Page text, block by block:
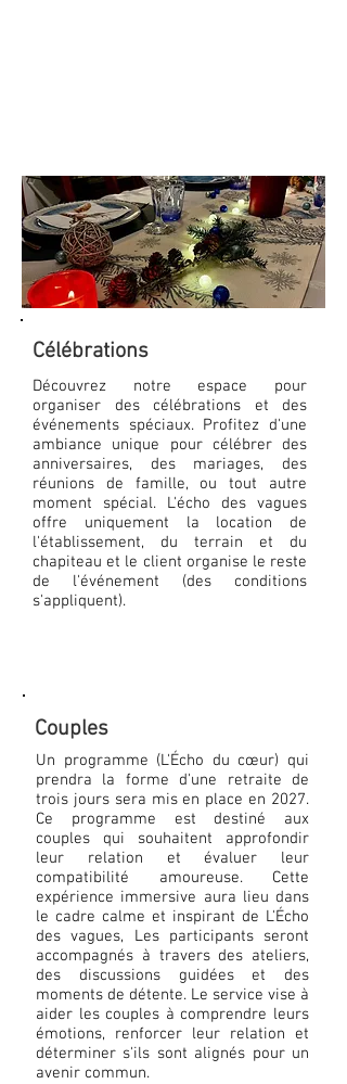
Célébrations
Découvrez notre espace pour
organiser des célébrations et des
événements spéciaux. Profitez d'une
ambiance unique pour célébrer des
anniversaires, des mariages, des
réunions de famille, ou tout autre
moment spécial. L'écho des vagues
offre uniquement la location de
l'établissement, du terrain et du
chapiteau et le client organise le reste
de l'événement (des conditions
s'appliquent).
Couples
Un programme (L'Écho du cœur) qui
prendra la forme d'une retraite de
trois jours sera mis en place en 2027.
Ce programme est destiné aux
couples qui souhaitent approfondir
leur relation et évaluer leur
compatibilité amoureuse. Cette
expérience immersive aura lieu dans
le cadre calme et inspirant de L'Écho
des vagues, Les participants seront
accompagnés à travers des ateliers,
des discussions guidées et des
moments de détente. Le service vise à
aider les couples à comprendre leurs
émotions, renforcer leur relation et
déterminer s'ils sont alignés pour un
avenir commun.